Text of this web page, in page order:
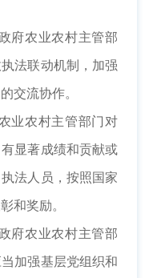
府农业农村主管部
法联动机制，加强
交流协作。
业农村主管部门对
显著成绩和贡献或
法人员，按照国家
和奖励。
府农业农村主管部
加强基层党组织和